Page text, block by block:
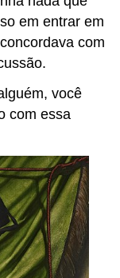
em entrar em
com
você
com essa